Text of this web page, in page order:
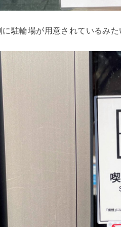
に駐輪場が用意されているみた